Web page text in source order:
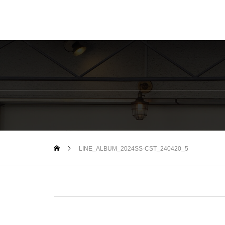
LINE_ALBUM_2024SS-CST_240420_5